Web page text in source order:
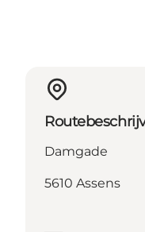
Damgade
5610 Assens